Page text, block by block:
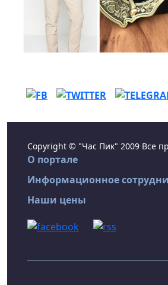
Copyright © "Час Пик" 2009 Все
О портале
Информационное
Наши цены